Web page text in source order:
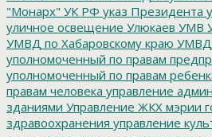
"Монарх" УК РФ указ Президента
уличное освещение Улюкаев УМВ
УМВД по Хабаровскому краю УМВД
уполномоченный по правам
уполномоченный по правам
правам человека управление
зданиями Управление ЖКХ мэрии
здравоохранения управление